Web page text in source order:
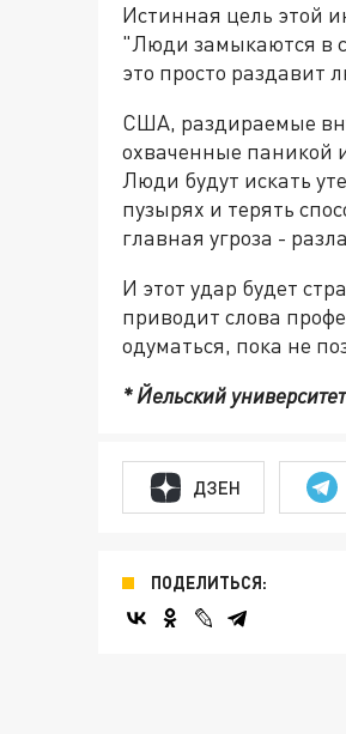
Истинная цель этой
"Люди замыкаются в
это просто раздавит
США, раздираемые
охваченные паникой
Люди будут искать
пузырях и терять
главная угроза -
И этот удар будет
приводит слова
одуматься, пока не
* Йельский
ДЗЕН
ПОДЕЛИТЬСЯ: